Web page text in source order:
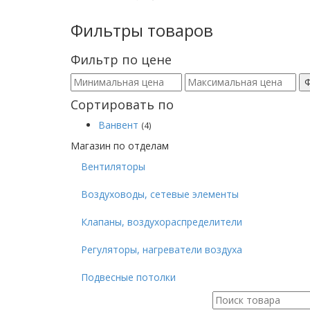
Фильтры товаров
Фильтр по цене
Сортировать по
Ванвент (4)
Магазин по отделам
Вентиляторы
Воздуховоды, сетевые элементы
Клапаны, воздухораспределители
Регуляторы, нагреватели воздуха
Подвесные потолки
Поиск